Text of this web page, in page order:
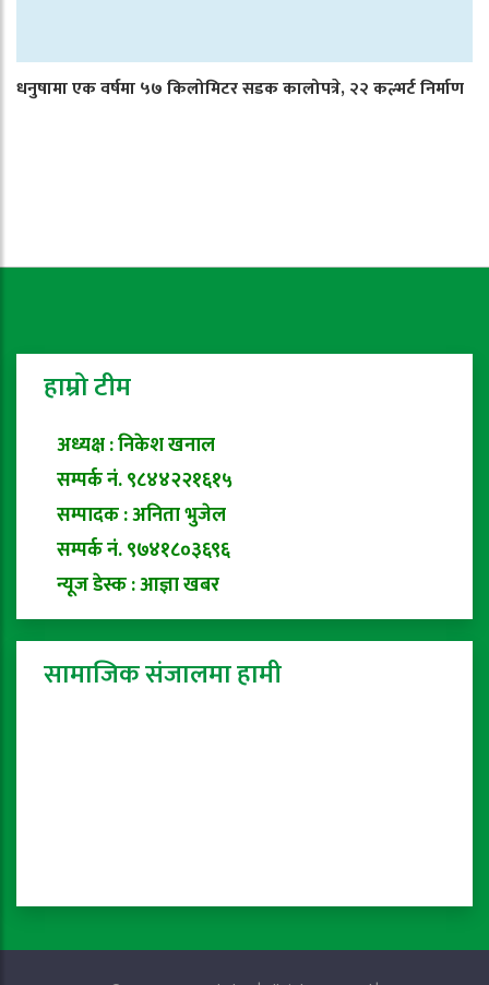
धनुषामा एक वर्षमा ५७ किलोमिटर सडक कालोपत्रे, २२ कल्भर्ट निर्माण
हाम्रो टीम
अध्यक्ष : निकेश खनाल
सम्पर्क नं. ९८४४२२१६१५
सम्पादक : अनिता भुजेल
सम्पर्क नं. ९७४१८०३६९६
न्यूज डेस्क : आज्ञा खबर
सामाजिक संजालमा हामी